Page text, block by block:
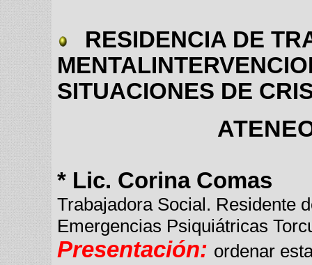
RESIDENCIA DE
SITUACIONES DE
* Lic. Corina Comas
Trabajadora Social. Residente
Emergencias Psiquiátricas
Presentación: ordenar